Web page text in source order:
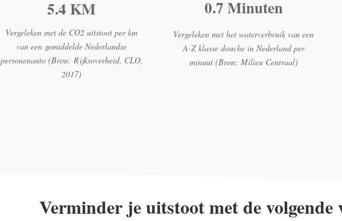
5.4 KM
Vergeleken met de CO2 uitstoot per km
van een gemiddelde Nederlandse
personenauto (Bron: Rijksoverheid, CLO,
2017)
0.7 Minuten
Vergeleken met het waterverbruik van een
A-Z klasse douche in Nederland per
minuut (Bron: Milieu Centraal)
Verminder je uitstoot met de volgende